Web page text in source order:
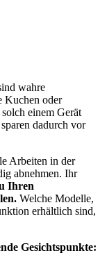
wahre
Kuchen oder
einem Gerät
dadurch vor
Arbeiten in der
abnehmen. Ihr
Ihren
Welche Modelle,
erhältlich sind,
Gesichtspunkte: